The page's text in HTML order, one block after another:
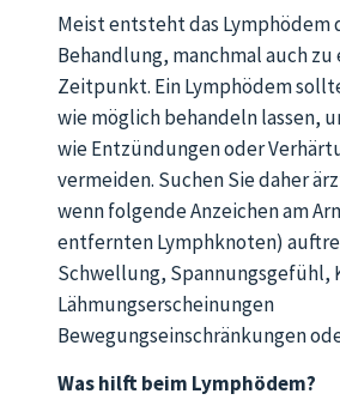
Meist entsteht das Lymphödem
Behandlung, manchmal auch
Zeitpunkt. Ein Lymphödem
wie möglich behandeln lassen,
wie Entzündungen oder
vermeiden. Suchen Sie daher
wenn folgende Anzeichen am
entfernten Lymphknoten)
Schwellung, Spannungsgefühl,
Lähmungserscheinungen
Bewegungseinschränkungen
Was hilft beim Lymphödem?